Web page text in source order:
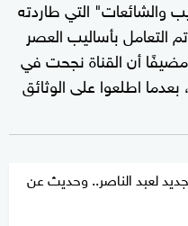
والشائعات" التي طاردته
بأساليب العصر
مضيفًا أن القناة نجحت في
اطلعوا على الوثائق
لعبد الناصر.. وحديث عن